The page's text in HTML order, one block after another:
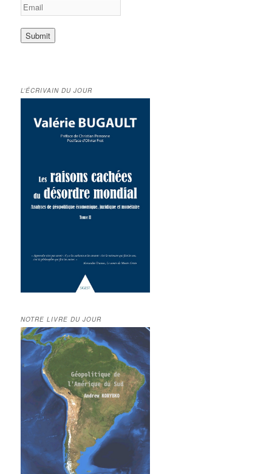
L’ÉCRIVAIN DU JOUR
NOTRE LIVRE DU JOUR